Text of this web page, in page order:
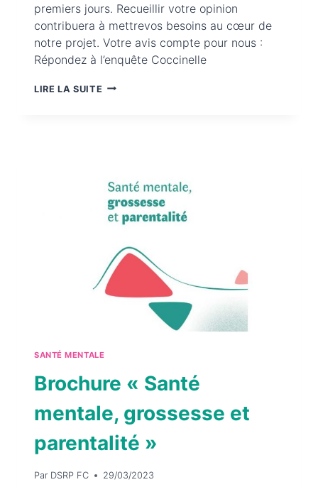
premiers jours. Recueillir votre opinion
contribuera à mettrevos besoins au cœur de
notre projet. Votre avis compte pour nous :
Répondez à l’enquête Coccinelle
LIRE LA SUITE PROJET
BESANÇON »
SANTÉ MENTALE
Brochure « Santé
mentale, grossesse et
parentalité »
Par DSRP FC 29/03/2023